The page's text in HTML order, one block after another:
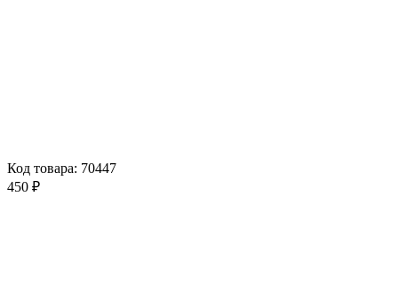
Код товара: 70447
450 ₽